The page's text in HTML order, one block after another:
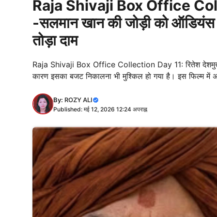
Raja Shivaji Box Office
-सलमान खान की जोड़ी को ऑडियंस
तोड़ा दाम
Raja Shivaji Box Office Collection Day 11: रितेश
कारण इसका बजट निकालना भी मुश्किल हो गया है। इस फिल्म
By: ROZY ALI
Published: मई 12, 2026 12:24 अपराह्न